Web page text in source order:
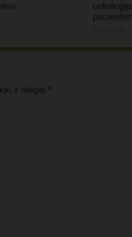
ir obligāti *